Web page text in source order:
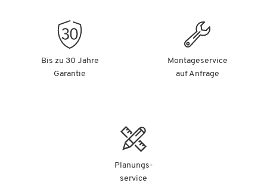
Bis zu 30 Jahre
Garantie
Montageservice
auf Anfrage
Planungs-
service